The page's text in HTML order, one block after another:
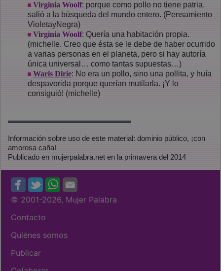
Virginia Woolf: porque como pollo no tiene patria,
salió a la búsqueda del mundo entero. (Pensamiento
VioletayNegra)
Virginia Woolf: Quería una habitación propia.
(michelle. Creo que ésta se le debe de haber ocurrido
a varias personas en el planeta, pero si hay autoría
única universal… como tantas supuestas…)
Waris Dirie: No era un pollo, sino una pollita, y huía
despavorida porque querían mutilarla. ¡Y lo
consiguió! (michelle)
Información sobre uso de este material: dominio público, ¡con
amorosa caña!
Publicado en mujerpalabra.net en la primavera del 2014
© 2001-2026, Mujer Palabra
Contacto
Quiénes somos
Publicar